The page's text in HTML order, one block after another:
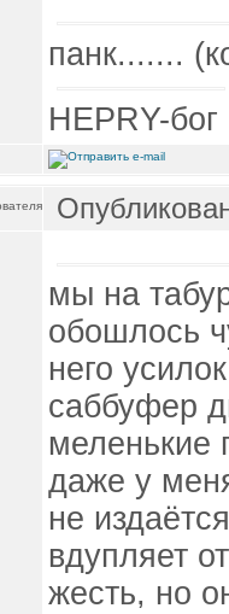
панк.......
HEPRY-
мы на
обошлось
него
саббуфер
меленькие
даже у
не
вдупляет
жесть, но